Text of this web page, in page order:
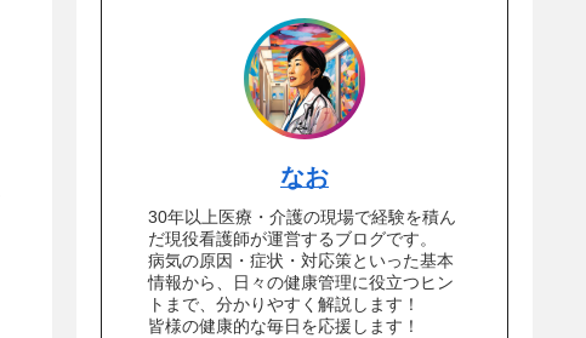
なお
30年以上医療・介護の現場で経験を積ん
だ現役看護師が運営するブログです。
病気の原因・症状・対応策といった基本
情報から、日々の健康管理に役立つヒン
トまで、分かりやすく解説します！
皆様の健康的な毎日を応援します！